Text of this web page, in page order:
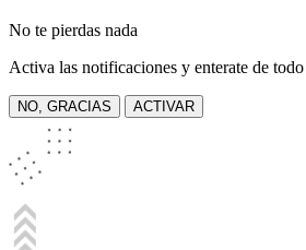
No te pierdas nada
Activa las notificaciones y enterate de
NO, GRACIAS ACTIVAR